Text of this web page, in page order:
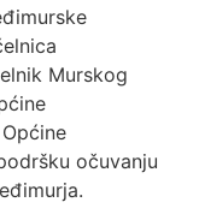
Murskog
očuvanju